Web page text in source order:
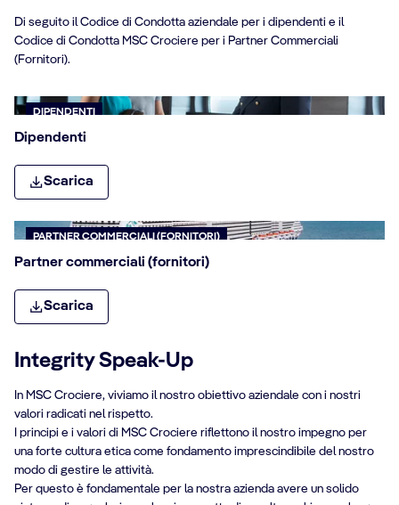
Di seguito il Codice di Condotta aziendale per i dipendenti e il
Codice di Condotta MSC Crociere per i Partner Commerciali
(Fornitori).
DIPENDENTI
Dipendenti
Scarica
PARTNER COMMERCIALI (FORNITORI)
Partner commerciali (fornitori)
Scarica
Integrity Speak-Up
In MSC Crociere, viviamo il nostro obiettivo aziendale con i nostri
valori radicati nel rispetto.
I principi e i valori di MSC Crociere riflettono il nostro impegno per
una forte cultura etica come fondamento imprescindibile del nostro
modo di gestire le attività.
Per questo è fondamentale per la nostra azienda avere un solido